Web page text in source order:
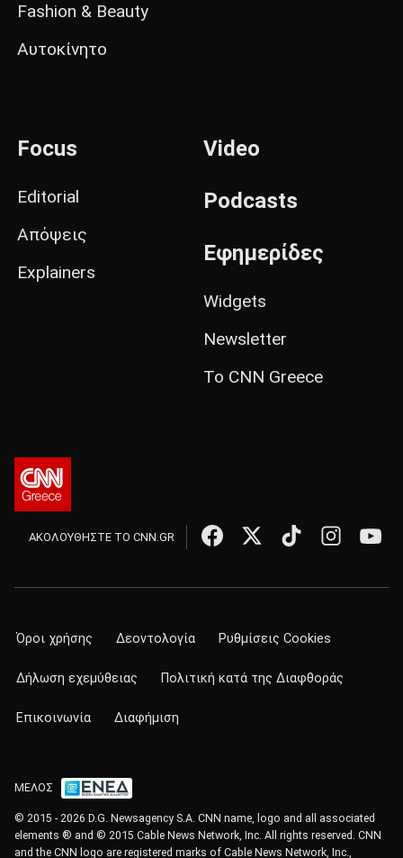
Fashion & Beauty
Αυτοκίνητο
Focus
Editorial
Απόψεις
Explainers
Video
Podcasts
Εφημερίδες
Widgets
Newsletter
Το CNN Greece
ΑΚΟΛΟΥΘΗΣΤΕ ΤΟ CNN.GR
Όροι χρήσης Δεοντολογία Ρυθμίσεις Cookies
Δήλωση εχεμύθειας Πολιτική κατά της Διαφθοράς
Επικοινωνία Διαφήμιση
ΜΕΛΟΣ
© 2015 - 2026 D.G. Newsagency S.A. CNN name, logo and all associated
elements ® and © 2015 Cable News Network, Inc. All rights reserved. CNN
and the CNN logo are registered marks of Cable News Network, Inc.,